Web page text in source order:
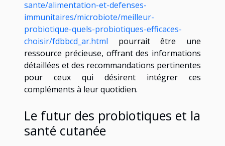
sante/alimentation-et-defenses-
immunitaires/microbiote/meilleur-
probiotique-quels-probiotiques-efficaces-
choisir/fdbbcd_ar.html pourrait être une
ressource précieuse, offrant des informations
détaillées et des recommandations pertinentes
pour ceux qui désirent intégrer ces
compléments à leur quotidien.
Le futur des probiotiques et la
santé cutanée